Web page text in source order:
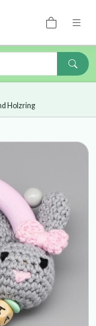
Holzring